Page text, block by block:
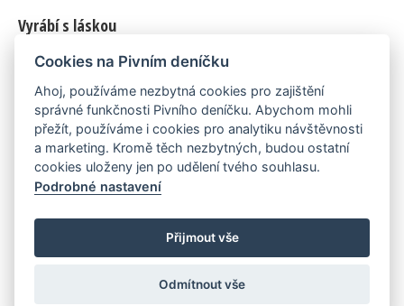
Vyrábí s láskou
© 2010–2026 byLukáš Zemanaka Emka
Máme rádi
Pivní.info
Poznámka pod čarou
Pivní deníček je nezávislý zdroj, který není spjat s žádným
konkrétním pivovarem ani restaurací. Názory uživatelů nemusí nutně
reprezentovat názory tvůrců Deníčku.
Cookies na Pivním deníčku
Ahoj, používáme nezbytná cookies pro zajištění
správné funkčnosti Pivního deníčku. Abychom mohli
přežít, používáme i cookies pro analytiku návštěvnosti
a marketing. Kromě těch nezbytných, budou ostatní
cookies uloženy jen po udělení tvého souhlasu.
Podrobné nastavení
Přijmout vše
Odmítnout vše